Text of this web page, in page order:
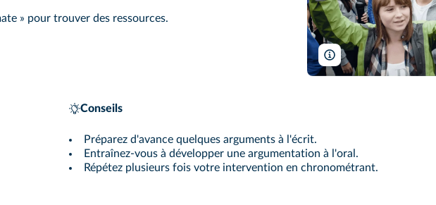
» pour trouver des ressources.
Ryan Rodrick Beiler/
Conseils
Préparez d'avance quelques arguments à l'écrit.
Entraînez-vous à développer une argumentation à l'oral.
Répétez plusieurs fois votre intervention en chronométrant.